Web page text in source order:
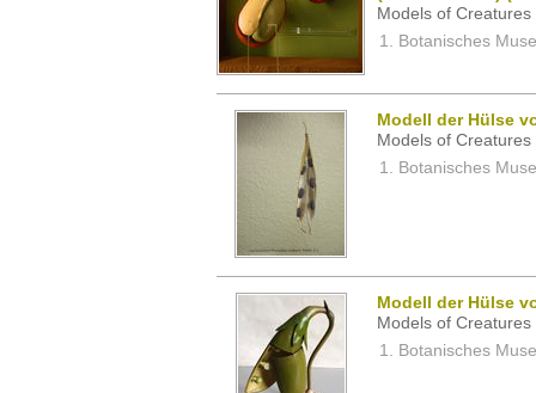
Models of
Botanisches
Modell der Hülse
Models of
Botanisches
Modell der Hülse
Models of
Botanisches